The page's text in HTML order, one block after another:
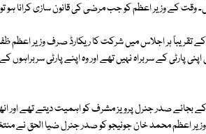
وقت کے وزیر اعظم کو جب مرضی کی قانون سازی کرانا ہو
کے تقریباً ہر اجلاس میں شرکت کا ریکارڈ صرف وزیر اعظم
پارٹی کے سربراہ نہیں تھے اور وہ اپنے پارٹی سربراہوں
بجائے صدر جنرل پرویز مشرف کو اہمیت دیتے تھے
اعظم محمد خان جونیجو کو صدر جنرل ضیا الحق نے